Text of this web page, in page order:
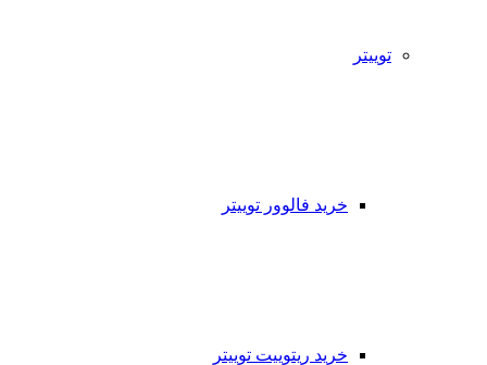
توییتر
خرید فالوور توییتر
خرید ریتوییت توییتر